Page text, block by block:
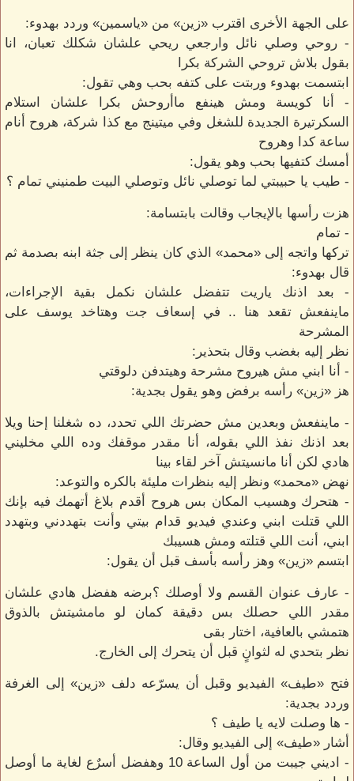
على الجهة الأخرى اقترب «زين» من «ياسمين» وردد بهدوء:
- روحي وصلي نائل وارجعي ريحي علشان شكلك تعبان، انا
بقول بلاش تروحي الشركة بكرا
ابتسمت بهدوء وربتت على كتفه بحب وهي تقول:
- أنا كويسة ومش هينفع ماأروحش بكرا علشان استلام
السكرتيرة الجديدة للشغل وفي ميتينج مع كذا شركة، هروح أنام
ساعة كدا وهروح
أمسك كتفيها بحب وهو يقول:
- طيب يا حبيبتي لما توصلي نائل وتوصلي البيت طمنيني تمام ؟
هزت رأسها بالإيجاب وقالت بابتسامة:
- تمام
تركها واتجه إلى «محمد» الذي كان ينظر إلى جثة ابنه بصدمة ثم
قال بهدوء:
- بعد اذنك ياريت تتفضل علشان نكمل بقية الإجراءات،
ماينفعش تقعد هنا .. في إسعاف جت وهتاخد يوسف على
المشرحة
نظر إليه بغضب وقال بتحذير:
- أنا ابني مش هيروح مشرحة وهيتدفن دلوقتي
هز «زين» رأسه برفض وهو يقول بجدية:
- ماينفعش وبعدين مش حضرتك اللي تحدد، ده شغلنا إحنا ويلا
بعد اذنك نفذ اللي بقوله، أنا مقدر موقفك وده اللي مخليني
هادي لكن أنا مانسيتش آخر لقاء بينا
نهض «محمد» ونظر إليه بنظرات مليئة بالكره والتوعد:
- هتحرك وهسيب المكان بس هروح أقدم بلاغ أتهمك فيه بإنك
اللي قتلت ابني وعندي فيديو قدام بيتي وأنت بتهددني وبتهدد
ابني، أنت اللي قتلته ومش هسيبك
ابتسم «زين» وهز رأسه بأسف قبل أن يقول:
- عارف عنوان القسم ولا أوصلك ؟برضه هفضل هادي علشان
مقدر اللي حصلك بس دقيقة كمان لو مامشيتش بالذوق
هتمشي بالعافية، اختار بقى
نظر بتحدي له لثوانٍ قبل أن يتحرك إلى الخارج.
فتح «طيف» الفيديو وقبل أن يسرّعه دلف «زين» إلى الغرفة
وردد بجدية:
- ها وصلت لايه يا طيف ؟
أشار «طيف» إلى الفيديو وقال:
- اديني جيبت من أول الساعة 10 وهفضل أسرٌع لغاية ما أوصل